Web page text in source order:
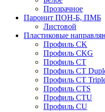
Прозрачное
Паронит ПОН-Б, ПМБ
Листовой
Пластиковые
Профиль CK
Профиль CKG
Профиль CT
Профиль CT
Профиль CT
Профиль CTS
Профиль CTU
Профиль CU